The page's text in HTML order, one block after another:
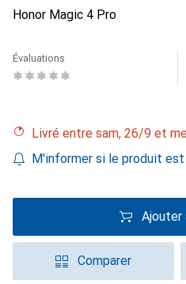
Honor Magic 4 Pro
Évaluations
Livré entre sam, 26/9 et
M'informer si le produit
Ajouter
Comparer